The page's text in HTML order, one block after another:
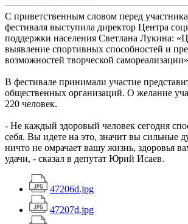
С приветственным словом перед
фестиваля выступила директор Центра
поддержки населения Светлана Лукина:
выявление спортивных способностей и
возможностей творческой
В фестивале принимали участие
общественных организаций. О желание
220 человек.
- Не каждый здоровый человек сегодня
себя. Вы идете на это, значит вы сильные
ничто не омрачает вашу жизнь, здоровья
удачи, - сказал в депутат Юрий Исаев.
47206d.jpg
47207d.jpg